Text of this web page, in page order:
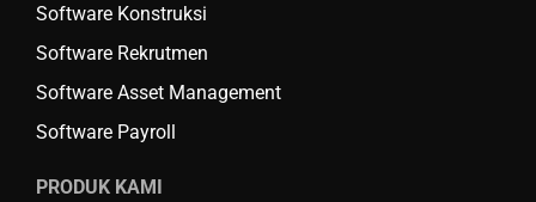
Software Konstruksi
Software Rekrutmen
Software Asset Management
Software Payroll
PRODUK KAMI